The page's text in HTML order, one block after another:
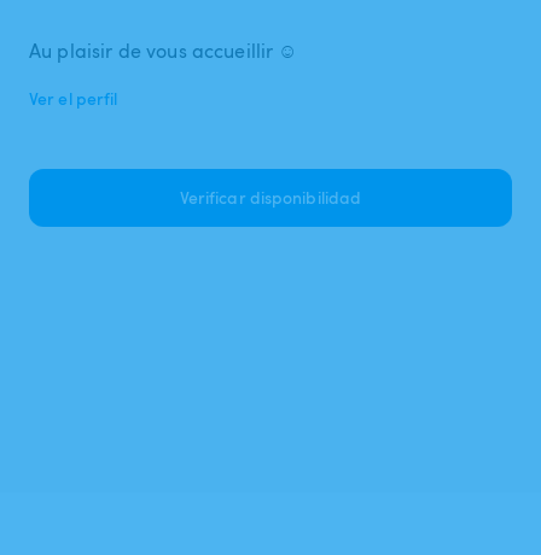
Au plaisir de vous accueillir ☺️
Ver el perfil
Verificar disponibilidad